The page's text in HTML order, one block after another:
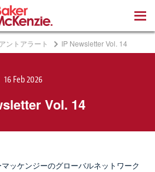
ントアラート IP Newsletter Vol. 14
16 Feb 2026
Vol. 14
ッケンジーのグローバルネットワーク